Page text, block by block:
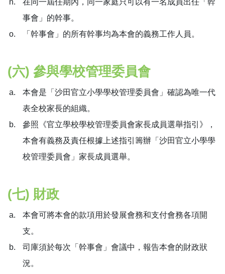
事會」的幹事。
「幹事會」的所有幹事均為本會的義務工作人員。
(六) 參與學校管理委員會
本會是「沙田官立小學學校管理委員會」確認為唯一代
表全校家長的組織。
參照《官立學校學校管理委員會家長成員選舉指引》，
本會有義務及責任根據上述指引籌辦「沙田官立小學學
校管理委員會」家長成員選舉。
(七) 財政
本會可將本會的款項用於發展會務和支付會務各項開
支。
司庫須於每次「幹事會」會議中，報告本會的財政狀
況。